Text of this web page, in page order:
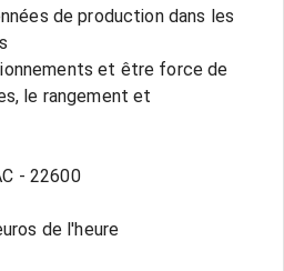
de production dans les
et être force de
le rangement et
- 22600
de l'heure